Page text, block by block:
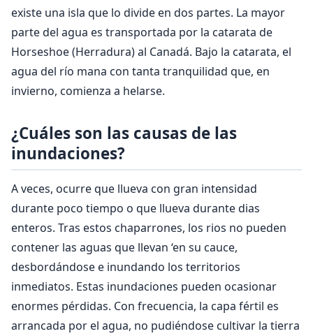
existe una isla que lo divide en dos partes. La mayor
parte del agua es transportada por la catarata de
Horseshoe (Herradura) al Canadá. Bajo la catarata, el
agua del río mana con tanta tranquilidad que, en
invierno, comienza a helarse.
¿Cuáles son las causas de las
inundaciones?
A veces, ocurre que llueva con gran intensidad
durante poco tiempo o que llueva durante dias
enteros. Tras estos chaparrones, los rios no pueden
contener las aguas que llevan ‘en su cauce,
desbordándose e inundando los territorios
inmediatos. Estas inundaciones pueden ocasionar
enormes pérdidas. Con frecuencia, la capa fértil es
arrancada por el agua, no pudiéndose cultivar la tierra